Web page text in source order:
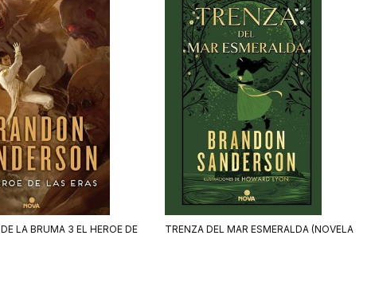
LA BRUMA 3 EL HEROE DE
TRENZA DEL MAR ESMERALDA (NOVELA